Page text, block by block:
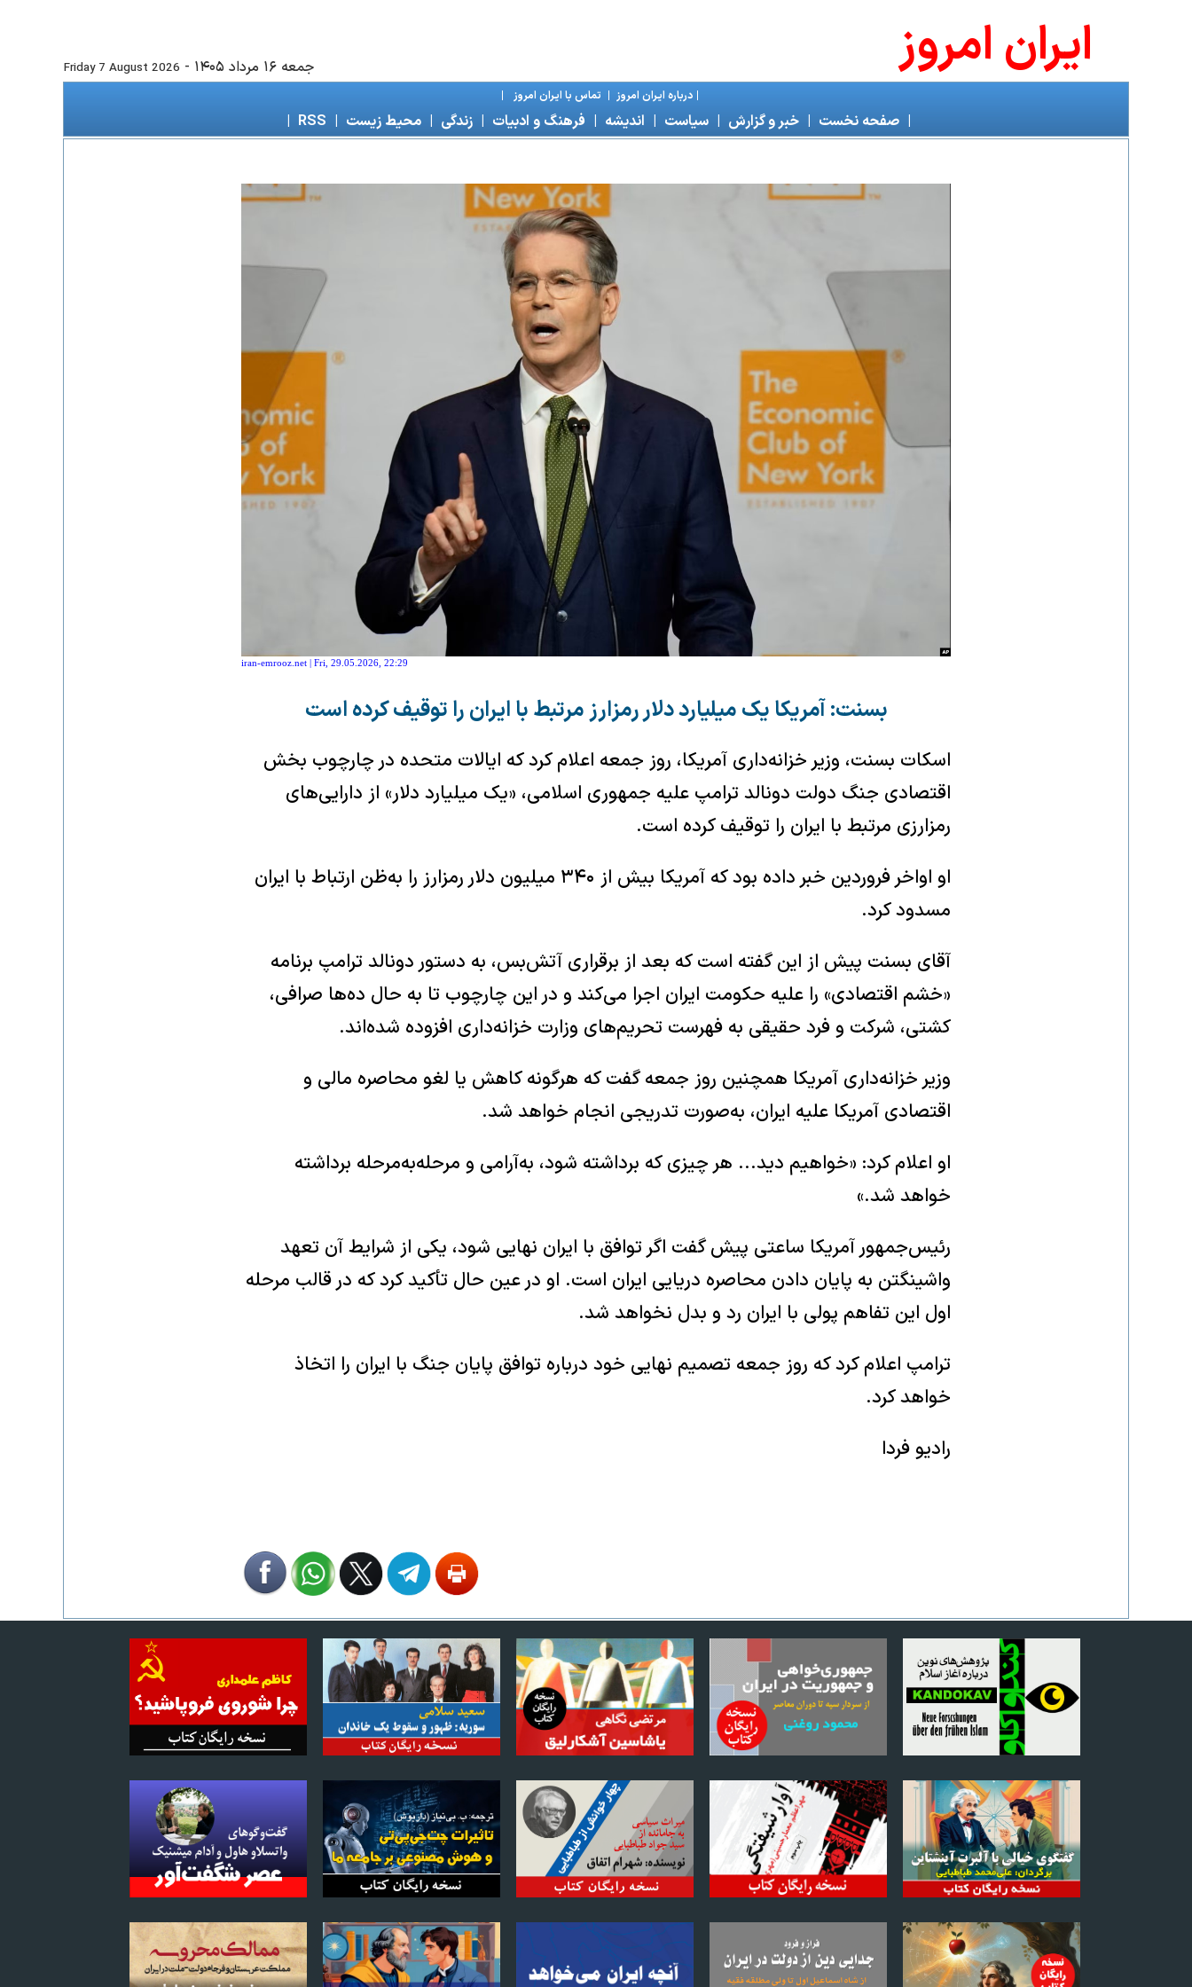
جمعه ۱۶ مرداد ۱۴۰۵ -
Friday 7 August 2026 ايران امروز
|درباره ايران امروز | تماس با ايران امروز |
|صفحه نخست |خبر و گزارش |سياست | انديشه | فرهنگ و ادبيات |زندگی |محیط زیست |
RSS
|
iran-emrooz.net | Fri, 29.05.2026, 22:29
بسنت: آمریکا یک میلیارد دلار رمزارز مرتبط با ایران را توقیف کرده است
اسکات بسنت، وزیر خزانه‌داری آمریکا، روز جمعه اعلام کرد که ایالات متحده در چارچوب بخش
اقتصادی جنگ دولت دونالد ترامپ علیه جمهوری اسلامی، «یک میلیارد دلار» از دارایی‌های
رمزارزی مرتبط با ایران را توقیف کرده است.
او اواخر فروردین خبر داده بود که آمریکا بیش از ۳۴۰ میلیون دلار رمزارز را به‌ظن ارتباط با ایران
مسدود کرد.
آقای بسنت پیش از این گفته است که بعد از برقراری آتش‌بس، به دستور دونالد ترامپ برنامه
«خشم اقتصادی» را علیه حکومت ایران اجرا می‌کند و در این چارچوب تا به حال ده‌ها صرافی،
کشتی، شرکت و فرد حقیقی به فهرست تحریم‌های وزارت خزانه‌داری افزوده شده‌اند.
وزیر خزانه‌داری آمریکا همچنین روز جمعه گفت که هرگونه کاهش یا لغو محاصره مالی و
اقتصادی آمریکا علیه ایران، به‌صورت تدریجی انجام خواهد شد.
او اعلام کرد: «خواهیم دید... هر چیزی که برداشته شود، به‌آرامی و مرحله‌به‌مرحله برداشته
خواهد شد.»
رئیس‌جمهور آمریکا ساعتی پیش گفت اگر توافق با ایران نهایی شود، یکی از شرایط آن تعهد
واشینگتن به پایان دادن محاصره دریایی ایران است. او در عین حال تأکید کرد که در قالب مرحله
اول این تفاهم پولی با ایران رد و بدل نخواهد شد.
ترامپ اعلام کرد که روز جمعه تصمیم نهایی خود درباره توافق پایان جنگ با ایران را اتخاذ
خواهد کرد.
رادیو فردا